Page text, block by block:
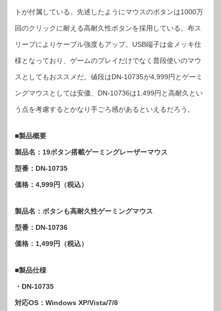
トが付属している。先述したようにマウスのボタンは1000万
回のクリックに耐える高耐久性ボタンを採用している。布ス
リーブによりケーブル強度もアップ。USB端子は金メッキ仕
様となっており、ゲームのプレイだけでなく普段使いのマウ
スとしてもおススメだ。値段はDN-10735が4,999円とゲーミ
ングマウスとしては安価、DN-10736は1,499円と高耐久とい
う点を考慮するとかなり手ごろ感があるといえるだろう。
■製品概要
製品名：19ボタン搭載ゲーミングレーザーマウス
型番：DN-10735
価格：4,999円（税込）
製品名：ボタンも高耐久性ゲーミングマウス
型番：DN-10736
価格：1,499円（税込）
■製品仕様
・DN-10735
対応OS：Windows XP/Vista/7/8